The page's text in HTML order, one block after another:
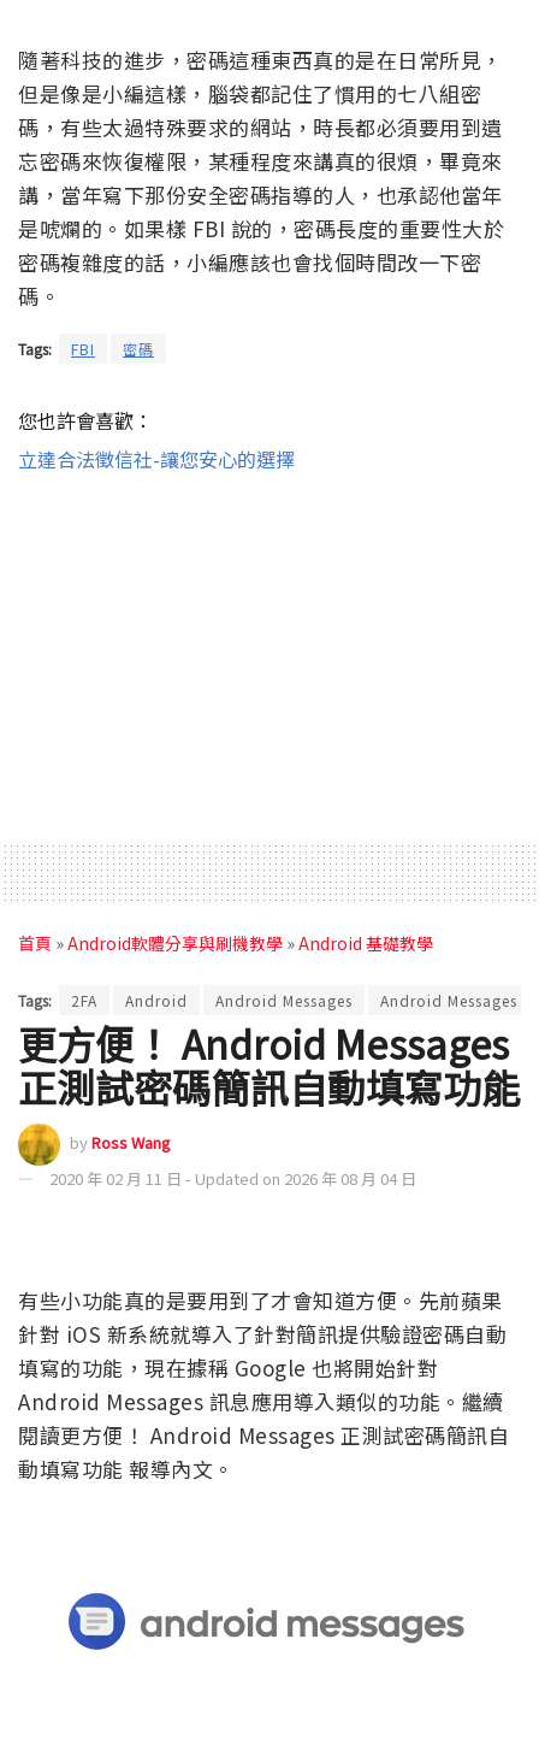
隨著科技的進步，密碼這種東西真的是在日常所見，
但是像是小編這樣，腦袋都記住了慣用的七八組密
碼，有些太過特殊要求的網站，時長都必須要用到遺
忘密碼來恢復權限，某種程度來講真的很煩，畢竟來
講，當年寫下那份安全密碼指導的人，也承認他當年
是唬爛的。如果樣 FBI 說的，密碼長度的重要性大於
密碼複雜度的話，小編應該也會找個時間改一下密
碼。
Tags: FBI 密碼
您也許會喜歡：
立達合法徵信社-讓您安心的選擇
首頁 »Android軟體分享與刷機教學 »Android 基礎教學
Tags: 2FA Android Android Messages Android Messages
更方便！ Android Messages
正測試密碼簡訊自動填寫功能
byRoss Wang
2020 年 02 月 11 日 - Updated on 2026 年 08 月 04 日
有些小功能真的是要用到了才會知道方便。先前蘋果
針對 iOS 新系統就導入了針對簡訊提供驗證密碼自動
填寫的功能，現在據稱 Google 也將開始針對
Android Messages 訊息應用導入類似的功能。繼續
閱讀更方便！ Android Messages 正測試密碼簡訊自
動填寫功能 報導內文。